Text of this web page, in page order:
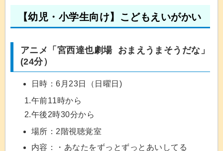
【幼児・小学生向け】こどもえいがかい
アニメ「宮西達也劇場 おまえうまそうだな」
(24分）
日時：6月23日（日曜日)
1.午前11時から
2.午後2時30分から
場所：2階視聴覚室
内容：・あなたをずっとずっとあいしてる